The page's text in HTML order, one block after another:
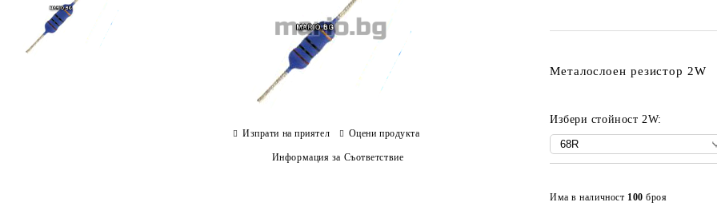
Металослоен резистор 2W
Избери стойност 2W:
Има в наличност 100 броя
Изпрати на приятел Оцени продукта
Информация за Съответствие